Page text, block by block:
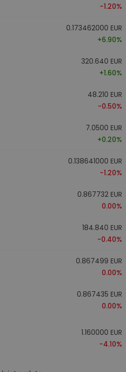
-1.20%
0.173462000 EUR
+6.90%
320.640 EUR
+1.60%
48.210 EUR
-0.50%
7.0500 EUR
+0.20%
0.138641000 EUR
-1.20%
0.867732 EUR
0.00%
184.840 EUR
-0.40%
0.867499 EUR
0.00%
0.867435 EUR
0.00%
1.160000 EUR
-4.10%